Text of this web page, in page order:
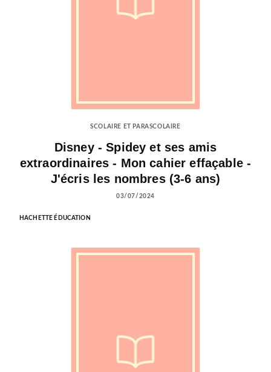
SCOLAIRE ET PARASCOLAIRE
Disney - Spidey et ses amis
extraordinaires - Mon cahier effaçable -
J'écris les nombres (3-6 ans)
03/07/2024
HACHETTE ÉDUCATION